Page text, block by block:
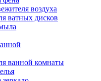
воздуха
ватных дисков
ванной комнаты